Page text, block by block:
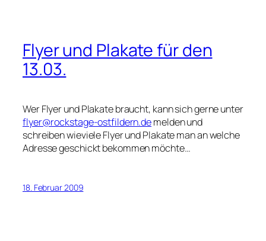
Flyer und Plakate für den
13.03.
Wer Flyer und Plakate braucht, kann sich gerne unter
flyer@rockstage-ostfildern.demelden und
schreiben wieviele Flyer und Plakate man an welche
Adresse geschickt bekommen möchte…
18. Februar 2009